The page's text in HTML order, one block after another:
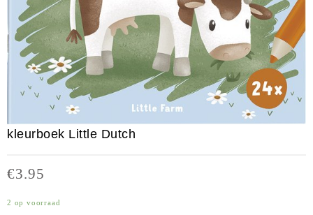
kleurboek Little Dutch
€3.95
2 op voorraad